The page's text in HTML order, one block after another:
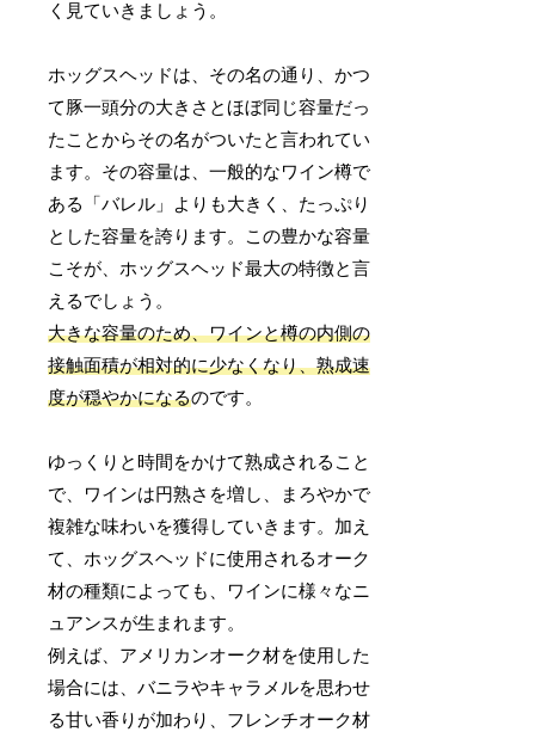
く見ていきましょう。
ホッグスヘッドは、その名の通り、かつ
て豚一頭分の大きさとほぼ同じ容量だっ
たことからその名がついたと言われてい
ます。その容量は、一般的なワイン樽で
ある「バレル」よりも大きく、たっぷり
とした容量を誇ります。この豊かな容量
こそが、ホッグスヘッド最大の特徴と言
えるでしょう。
大きな容量のため、ワインと樽の内側の
接触面積が相対的に少なくなり、熟成速
度が穏やかになるのです。
ゆっくりと時間をかけて熟成されること
で、ワインは円熟さを増し、まろやかで
複雑な味わいを獲得していきます。加え
て、ホッグスヘッドに使用されるオーク
材の種類によっても、ワインに様々なニ
ュアンスが生まれます。
例えば、アメリカンオーク材を使用した
場合には、バニラやキャラメルを思わせ
る甘い香りが加わり、フレンチオーク材